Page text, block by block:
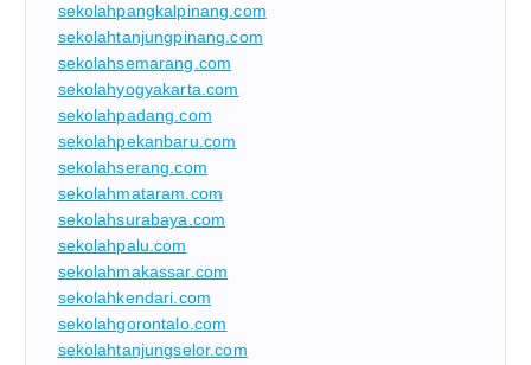
sekolahpangkalpinang.com
sekolahtanjungpinang.com
sekolahsemarang.com
sekolahyogyakarta.com
sekolahpadang.com
sekolahpekanbaru.com
sekolahserang.com
sekolahmataram.com
sekolahsurabaya.com
sekolahpalu.com
sekolahmakassar.com
sekolahkendari.com
sekolahgorontalo.com
sekolahtanjungselor.com